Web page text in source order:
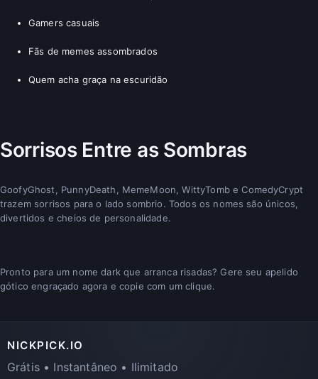
Gamers casuais
Fãs de memes assombrados
Quem acha graça na escuridão
Sorrisos Entre as Sombras
GoofyGhost, PunnyDeath, MemeMoon, WittyTomb e ComedyCrypt
trazem sorrisos para o lado sombrio. Todos os nomes são únicos,
divertidos e cheios de personalidade.
Pronto para um nome dark que arranca risadas? Gere seu apelido
gótico engraçado agora e copie com um clique.
NICKPICK.IO
Grátis • Instantâneo • Ilimitado